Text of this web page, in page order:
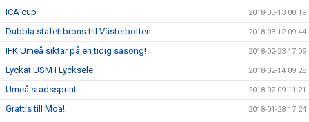
ICA cup 2018-03-13 08:19
Dubbla stafettbrons till Västerbotten 2018-03-12 09:44
IFK Umeå siktar på en tidig säsong! 2018-02-23 17:09
Lyckat USM i Lycksele 2018-02-14 09:28
Umeå stadssprint 2018-02-09 11:21
Grattis till Moa! 2018-01-28 17:24